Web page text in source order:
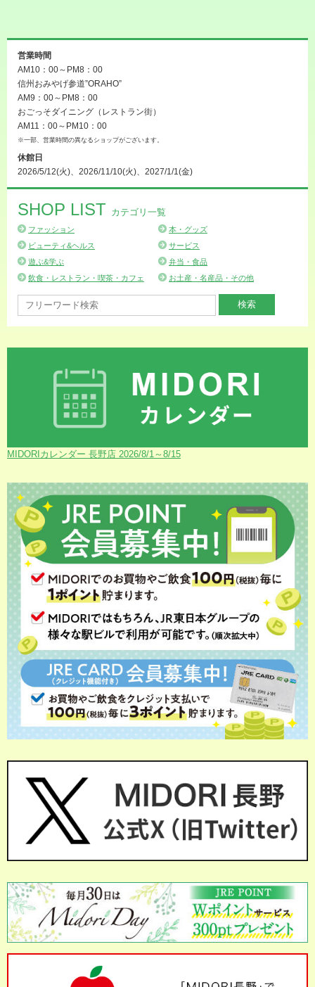
営業時間
AM10：00～PM8：00
信州おみやげ参道”ORAHO”
AM9：00～PM8：00
おごっそダイニング（レストラン街）
AM11：00～PM10：00
※一部、営業時間の異なるショップがございます。
休館日
2026/5/12(火)、2026/11/10(火)、2027/1/1(金)
SHOP LIST カテゴリ一覧
ファッション
本・グッズ
ビューティ&ヘルス
サービス
遊ぶ&学ぶ
弁当・食品
飲食・レストラン・喫茶・カフェ
お土産・名産品・その他
MIDORIカレンダー 長野店 2026/8/1～8/15